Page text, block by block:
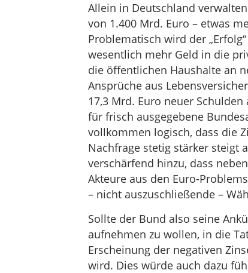
Allein in Deutschland
von 1.400 Mrd. Euro – etwas
Problematisch wird der
wesentlich mehr Geld in die
die öffentlichen Haushalte an
Ansprüche aus
17,3 Mrd. Euro neuer
für frisch ausgegebene
vollkommen logisch, dass die
Nachfrage stetig stärker steigt
verschärfend hinzu, dass
Akteure aus den Euro-
– nicht auszuschließende –
Sollte der Bund also seine
aufnehmen zu wollen, in die
Erscheinung der negativen
wird. Dies würde auch dazu